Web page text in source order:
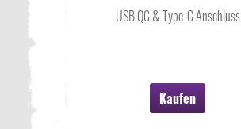
USB QC & Type-C Anschluss
Kaufen